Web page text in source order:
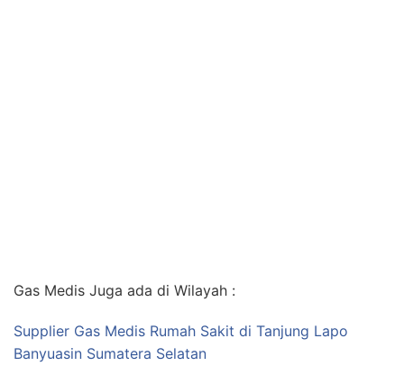
Gas Medis Juga ada di Wilayah :
Supplier Gas Medis Rumah Sakit di Tanjung Lapo
Banyuasin Sumatera Selatan